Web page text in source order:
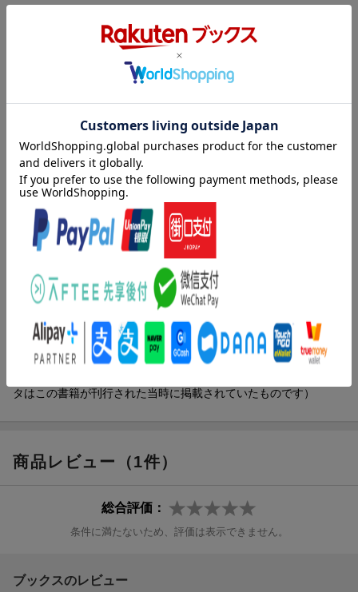
世界の鍵を開けまくる!
ギルドの狐耳少女・アイラを弟子にして、今日もロックは鍵の依
頼を受けていく……。第3回なろうコン大賞受賞作!
誰もが一度は触れたことがある「鍵」。ファンタジーな異世界で
も、ダンジョンに潜れば扉が施錠されているし、宝箱にだって鍵
が掛かっている。そんな異世界でダンジョンの探索や斥候を生業
にしている盗賊ギルド・メルディアは、新しい鍵師を探してい
た。彼らが別世界に渡ってまで見つけたのが、日本でフリー鍵屋
を営む紀伊甚六ー通称ロックだった。異世界でも仕事を請け負う
ことになったロックは、自らの知識と技術を駆使して、異世界の
回なろうコン大賞受賞作！！！
著者情報（「BOOK」データベースより）
黒六（クロムツ）
タはこの書籍が刊行された当時に掲載されていたものです）
商品レビュー（1件）
総合評価：
条件に満たないため、評価は表示できません。
ブックスのレビュー